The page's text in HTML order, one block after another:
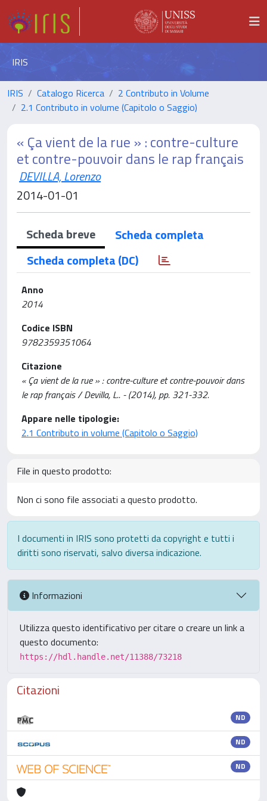
IRIS
IRIS Catalogo Ricerca
2 Contributo in Volume
2.1 Contributo in volume (Capitolo o Saggio)
« Ça vient de la rue » : contre-culture
et contre-pouvoir dans le rap français
DEVILLA, Lorenzo
2014-01-01
Scheda breve
Scheda completa
Scheda completa (DC)
Anno
2014
Codice ISBN
9782359351064
Citazione
« Ça vient de la rue » : contre-culture et contre-pouvoir dans
le rap français / Devilla, L.. - (2014), pp. 321-332.
Appare nelle tipologie:
2.1 Contributo in volume (Capitolo o Saggio)
File in questo prodotto:
Non ci sono file associati a questo prodotto.
I documenti in IRIS sono protetti da copyright e tutti i
diritti sono riservati, salvo diversa indicazione.
Informazioni
Utilizza questo identificativo per citare o creare un link a
questo documento:
https://hdl.handle.net/11388/73218
Citazioni
ND
ND
ND